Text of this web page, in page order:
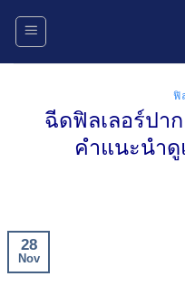
ฟิ
ฉีดฟิลเลอร์ปา
คำแนะนำดู
28
Nov